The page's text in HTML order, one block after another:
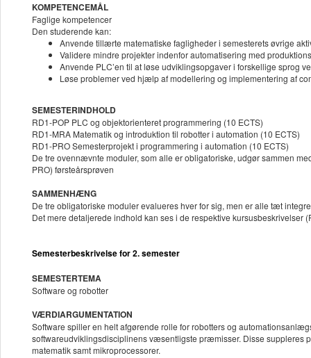
KOMPETENCEMÅL
Faglige kompetencer
Den studerende kan:
Anvende tillærte matematiske fagligheder i semesterets øvrige
Validere mindre projekter indenfor automatisering med
Anvende PLC’en til at løse udviklingsopgaver i forskellige sprog
Løse problemer ved hjælp af modellering og implementering af
SEMESTERINDHOLD
RD1-POP PLC og objektorienteret programmering (10 ECTS)
RD1-MRA Matematik og introduktion til robotter i automation (10 ECTS)
RD1-PRO Semesterprojekt i programmering i automation (10 ECTS)
De tre ovennævnte moduler, som alle er obligatoriske, udgør sammen
PRO) førsteårsprøven
SAMMENHÆNG
De tre obligatoriske moduler evalueres hver for sig, men er alle tæt
Det mere detaljerede indhold kan ses i de respektive kursusbeskrivelser
Semesterbeskrivelse for 2. semester
SEMESTERTEMA
Software og robotter
VÆRDIARGUMENTATION
Software spiller en helt afgørende rolle for robotters og
softwareudviklingsdisciplinens væsentligste præmisser. Disse
matematik samt mikroprocessorer.